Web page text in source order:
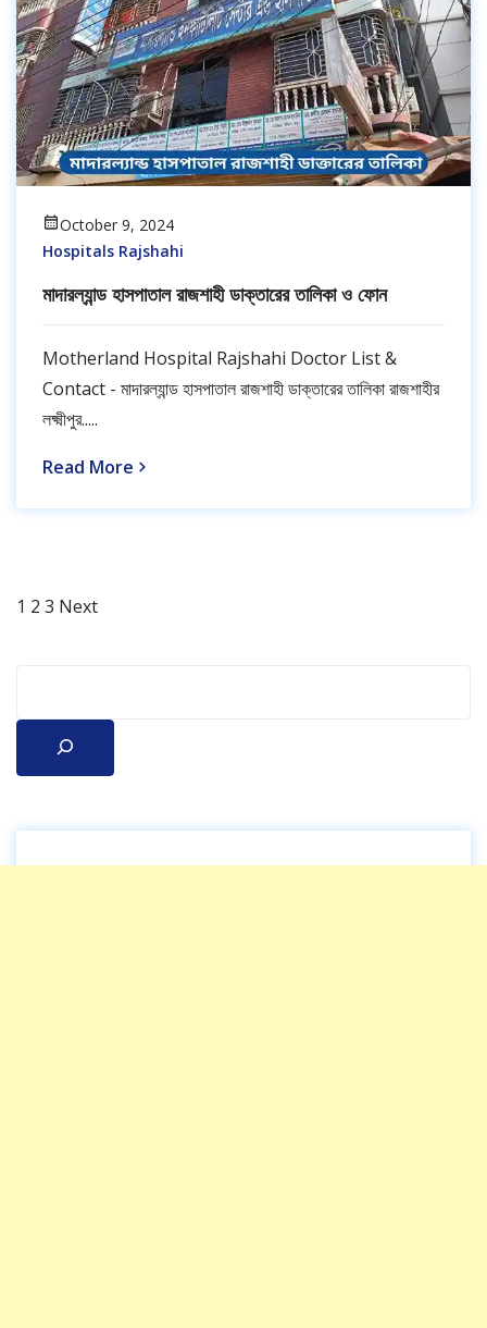
October 9, 2024
Hospitals Rajshahi
মাদারল্যান্ড হাসপাতাল রাজশাহী ডাক্তারের তালিকা ও ফোন
Motherland Hospital Rajshahi Doctor List &
Contact - মাদারল্যান্ড হাসপাতাল রাজশাহী ডাক্তারের তালিকা রাজশাহীর
লক্ষ্মীপুর.....
Read More
Posts
Page
1 Page
2 Page
3 Next